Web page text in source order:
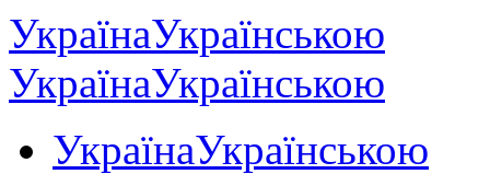
УкраїнаУкраїнською
УкраїнаУкраїнською
УкраїнаУкраїнською